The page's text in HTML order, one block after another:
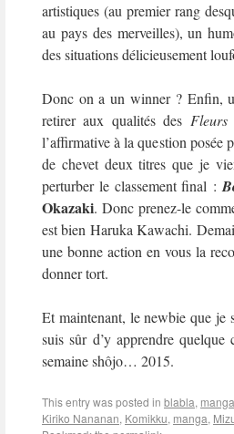
artistiques (au premier rang
au pays des merveilles), un
des situations délicieusement
Donc on a un winner ? Enfin,
retirer aux qualités des Fleurs
l’affirmative à la question
de chevet deux titres que je
perturber le classement final :
Okazaki. Donc prenez-le
est bien Haruka Kawachi.
une bonne action en vous la
donner tort.
Et maintenant, le newbie que je
suis sûr d’y apprendre
semaine shôjo… 2015.
This entry was posted in blabla, manga
Kiriko Nananan, Komikku, manga,